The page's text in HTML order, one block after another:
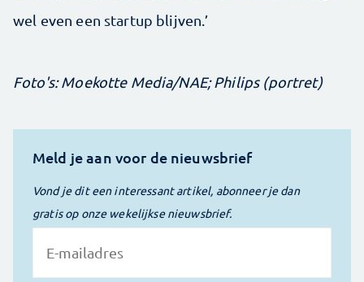
wel even een startup blijven.’
Foto's: Moekotte Media/NAE; Philips (portret)
Meld je aan voor de nieuwsbrief
Vond je dit een interessant artikel, abonneer je dan
gratis op onze wekelijkse nieuwsbrief.